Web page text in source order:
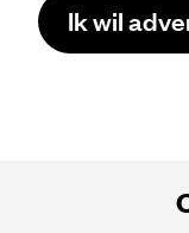
Ik wil